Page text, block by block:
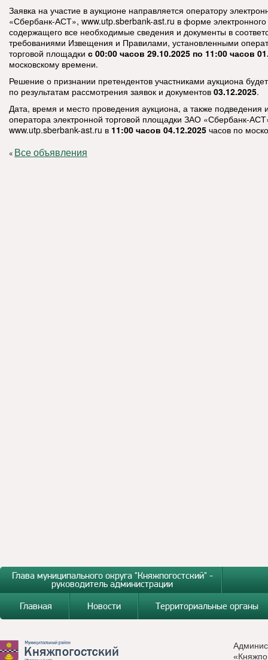
Заявка на участие в аукционе направляется оператору
«Сбербанк-АСТ», www.utp.sberbank-ast.ru в форме электронного
содержащего все необходимые сведения и документы в
требованиями Извещения и Правилами, установленными
торговой площадки с 00:00 часов 29.10.2025 по 11:00 часов
московскому времени.
Решение о признании претендентов участниками аукциона
по результатам рассмотрения заявок и документов 03.12.2025.
Дата, время и место проведения аукциона, а также подведения
оператора электронной торговой площадки ЗАО «Сбербанк-
www.utp.sberbank-ast.ru в 11:00 часов 04.12.2025 часов по
« Все объявления
Глава муниципального округа "Княжпогостский" -
руководитель администрации
Главная
Новости Территориальные органы